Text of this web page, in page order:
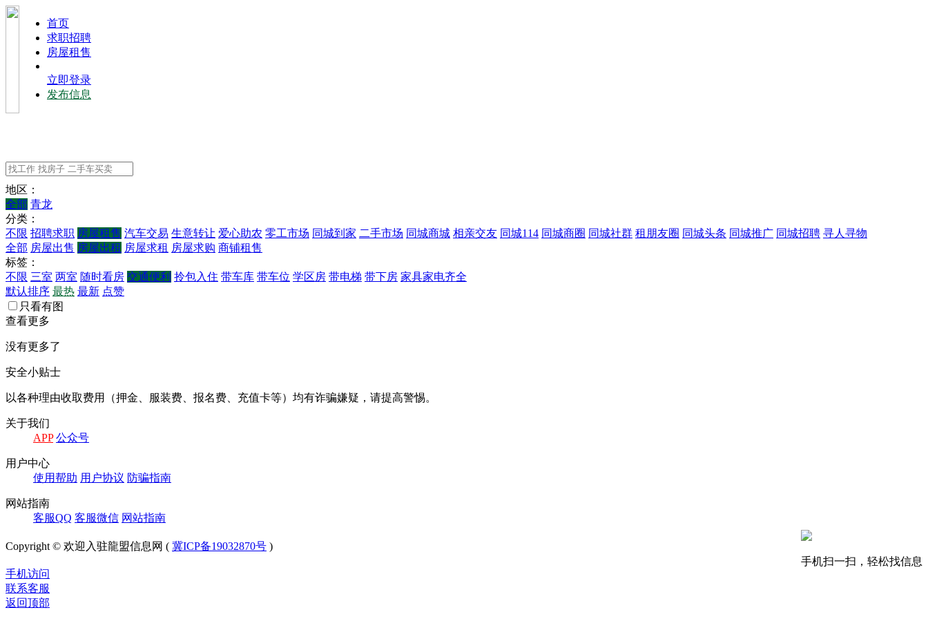
⾸⻚
求职招聘
房屋租售
立即登录
发布信息
地区：
全部 青龙
分类：
不限 招聘求职 房屋租售 汽车交易 生意转让 爱心助农 零工市场 同城到家 二手市场 同城商城 相亲交友 同城114 同城商圈 同城社群 租朋友圈 同城头条 同城推广 同城招聘 寻人寻物
全部 房屋出售 房屋出租 房屋求租 房屋求购 商铺租售
标签：
不限 三室 两室 随时看房 交通便利 拎包入住 带车库 带车位 学区房 带电梯 带下房 家具家电齐全
默认排序 最热 最新 点赞
只看有图
查看更多
没有更多了
安全小贴士
以各种理由收取费⽤（押⾦、服装费、报名费、充值卡等）均有诈骗嫌疑，请提⾼警惕。
关于我们
APP 公众号
⽤户中⼼
使⽤帮助 ⽤户协议 防骗指南
⽹站指南
客服QQ 客服微信 ⽹站指南
手机扫一扫，轻松找信息
Copyright © 欢迎入驻龍盟信息网 ( 冀ICP备19032870号 )
手机访问
联系客服
返回顶部